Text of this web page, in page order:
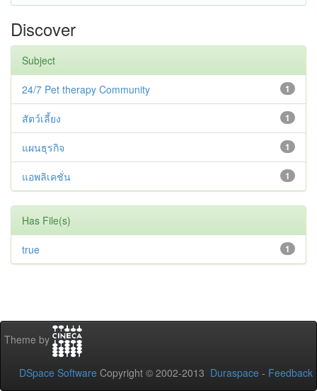
Discover
Subject
1
24/7 Pet therapy Community
1
สัตว์เลี้ยง
1
แผนธุรกิจ
1
แอพลิเคชั่น
Has File(s)
1
true
Theme by
DSpace Software Copyright © 2002-2013 Duraspace - Feedback